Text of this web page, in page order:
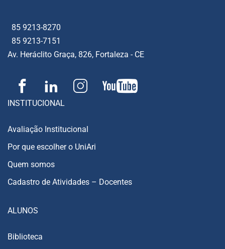
85 9213-8270
85 9213-7151
Av. Heráclito Graça, 826, Fortaleza - CE
INSTITUCIONAL
Avaliação Institucional
Por que escolher o UniAri
Quem somos
Cadastro de Atividades – Docentes
ALUNOS
Biblioteca